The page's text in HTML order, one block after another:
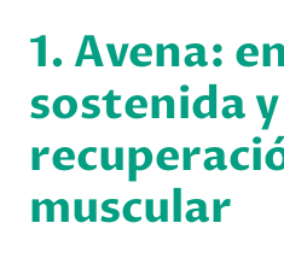
1. Avena:
sostenida y
muscular